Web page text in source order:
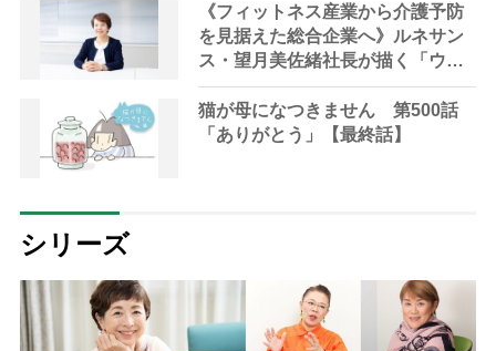
の毒入り相談室」第86回
《フィットネス産業から介護予防
を見据えた総合企業へ》ルネサン
ス・望月美佐緒社長が描く「ウェ
ルビーイング共創カンパニー」へ
の道筋 コロナ禍に生まれたスタ
ッフの想い
猫が母になつきません 第500話
「ありがとう」【最終話】
シリーズ